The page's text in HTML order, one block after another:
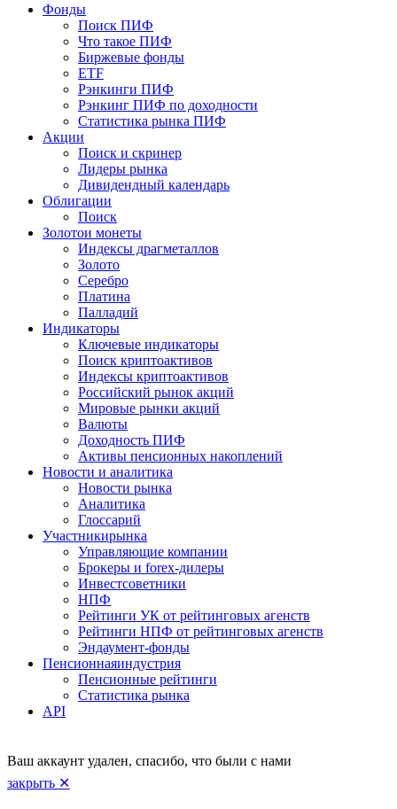
Фонды
Поиск ПИФ
Что такое ПИФ
Биржевые фонды
ETF
Рэнкинги ПИФ
Рэнкинг ПИФ по доходности
Статистика рынка ПИФ
Акции
Поиск и скринер
Лидеры рынка
Дивидендный календарь
Облигации
Поиск
Золотои монеты
Индексы драгметаллов
Золото
Серебро
Платина
Палладий
Индикаторы
Ключевые индикаторы
Поиск криптоактивов
Индексы криптоактивов
Российский рынок акций
Мировые рынки акций
Валюты
Доходность ПИФ
Активы пенсионных накоплений
Новости и аналитика
Новости рынка
Аналитика
Глоссарий
Участникирынка
Управляющие компании
Брокеры и forex-дилеры
Инвестсоветники
НПФ
Рейтинги УК от рейтинговых агенств
Рейтинги НПФ от рейтинговых агенств
Эндаумент-фонды
Пенсионнаяиндустрия
Пенсионные рейтинги
Статистика рынка
API
Ваш аккаунт удален, спасибо, что были с нами
закрыть ✕